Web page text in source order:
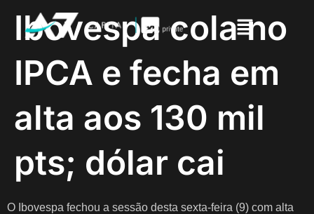
Ibovespa cola no
IPCA e fecha em
alta aos 130 mil
pts; dólar cai
O Ibovespa fechou a sessão desta sexta-feira (9) com alta